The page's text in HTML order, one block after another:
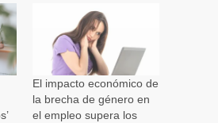
electrónico
a
un
amigo
(Se
abre
en
una
ventana
nueva)
El impacto económico de
la brecha de género en
el empleo supera los